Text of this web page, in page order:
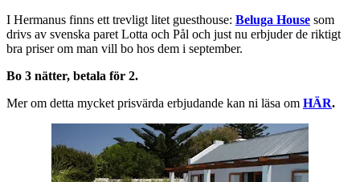
I Hermanus finns ett trevligt litet guesthouse: Beluga House som
drivs av svenska paret Lotta och Pål och just nu erbjuder de riktigt
bra priser om man vill bo hos dem i september.
Bo 3 nätter, betala för 2.
Mer om detta mycket prisvärda erbjudande kan ni läsa om HÄR.